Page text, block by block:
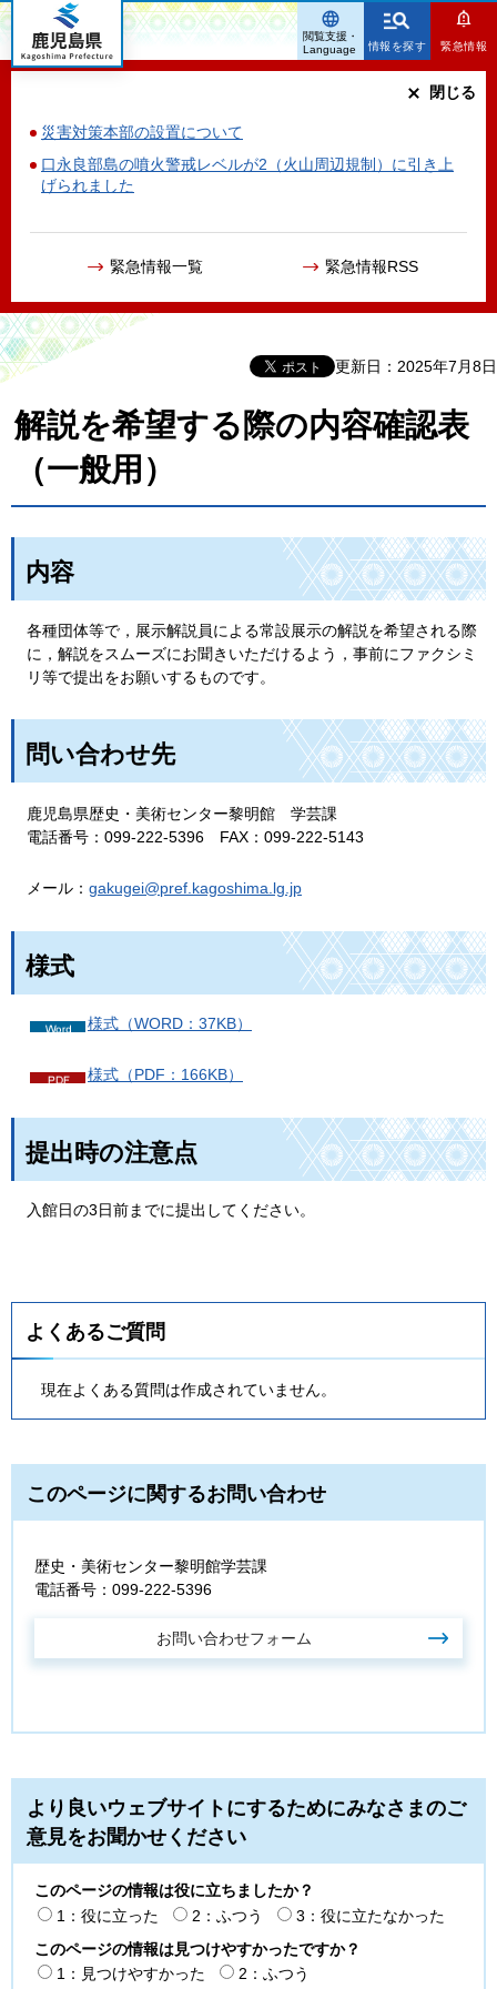
鹿児島県
情報を探す 緊急情報
災害対策本部の設置について
口永良部島の噴火警戒レベルが2（火山周辺規制）に引き上
げられました
緊急情報一覧 緊急情報RSS
閉じる
閲覧支援・
Language
更新日：2025年7月8日
解説を希望する際の内容確認表
（一般用）
内容
各種団体等で，展示解説員による常設展示の解説を希望される際
に，解説をスムーズにお聞きいただけるよう，事前にファクシミ
リ等で提出をお願いするものです。
問い合わせ先
鹿児島県歴史・美術センター黎明館 学芸課
電話番号：099-222-5396
FAX：099-222-5143
メール： gakugei@pref.kagoshima.lg.jp
様式
様式（WORD：37KB）
様式（PDF：166KB）
提出時の注意点
入館日の3日前までに提出してください。
よくあるご質問
現在よくある質問は作成されていません。
このページに関するお問い合わせ
歴史・美術センター黎明館学芸課
電話番号：099-222-5396
より良いウェブサイトにするためにみなさまのご
意見をお聞かせください
このページの情報は役に立ちましたか？
1：役に立った
2：ふつう
3：役に立たなかった
このページの情報は見つけやすかったですか？
1：見つけやすかった
2：ふつう